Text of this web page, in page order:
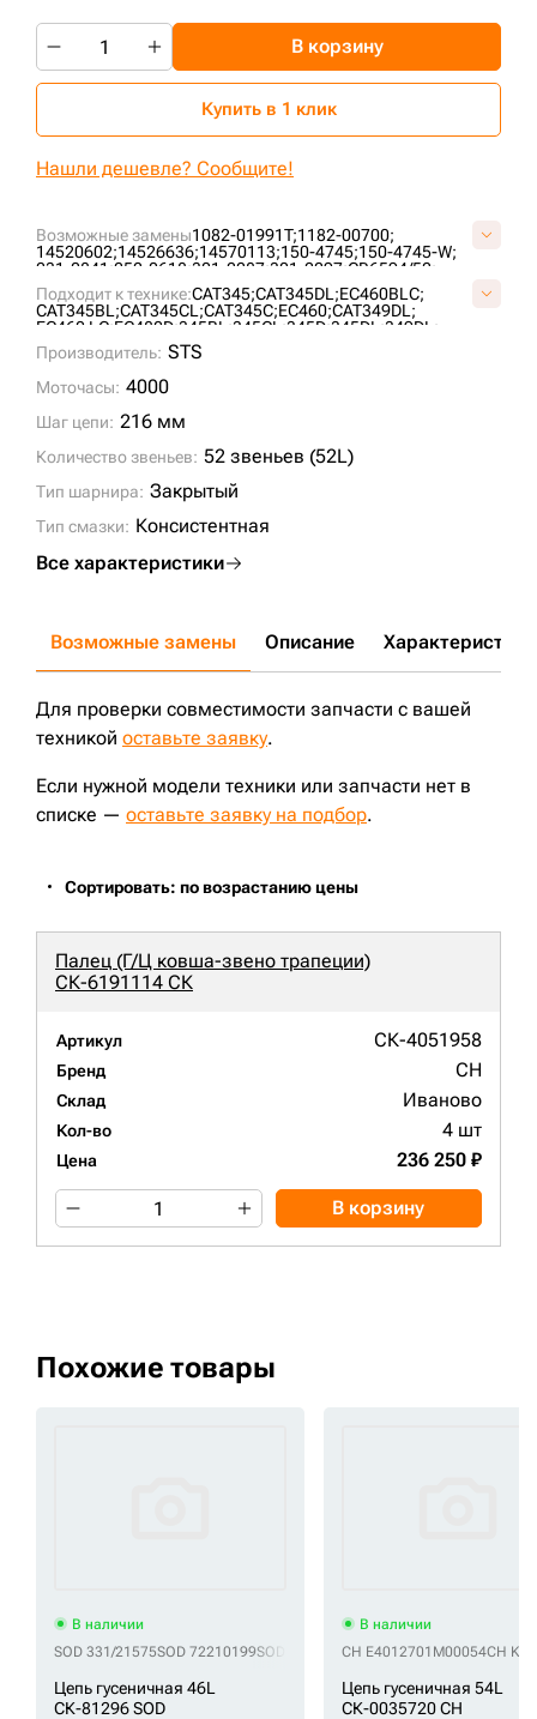
Возможные замены1082-01991T;1182-00700;
14520602;14526636;14570113;150-4745;150-4745-W;
231-0841;252-0618;301-2287;301-2297;CR6594/52;
EZ1356D1M00052;
SI647/52; SI873/52;VCR6594/52V;
VE0135D652;VOE14520602;VOE14526636;
VOE14570113;
Подходит к технике:CAT345;CAT345DL;EC460BLC;
CAT345BL;CAT345CL;CAT345C;EC460;CAT349DL;
EC460 LC;EC480D;345BL;345CL;345D;345DL;349DL;
349EL;
Производитель: STS
Моточасы: 4000
Шаг цепи: 216 мм
Количество звеньев: 52 звеньев (52L)
Тип шарнира: Закрытый
Тип смазки: Консистентная
Все характеристики
В корзину
Купить в 1 клик
Нашли дешевле? Сообщите!
Возможные замены Описание Характеристики
Для проверки совместимости запчасти с вашей
техникой оставьте заявку.
Если нужной модели техники или запчасти нет в
списке — оставьте заявку на подбор.
Сортировать: по возрастанию цены
Палец (Г/Ц ковша-звено трапеции)
СК-6191114 СК
Артикул СК-4051958
Бренд CH
Склад Иваново
Кол-во 4 шт
Цена 236 250 ₽
В корзину
Похожие товары
В наличии
SOD 331/21575SOD 72210199SOD 878805 SOD 965279SOD CR5014/46
Цепь гусеничная 46L
СК-81296 SOD
В наличии
CH E4012701M00054CH
Цепь гусеничная 54L
СК-0035720 CH